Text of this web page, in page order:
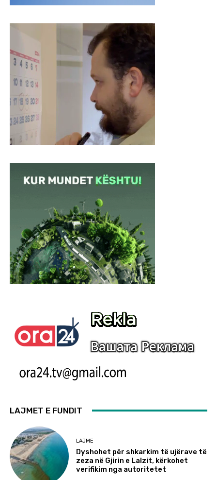
LAJMET E FUNDIT
LAJME
Dyshohet për shkarkim të ujërave të
zeza në Gjirin e Lalzit, kërkohet
verifikim nga autoritetet